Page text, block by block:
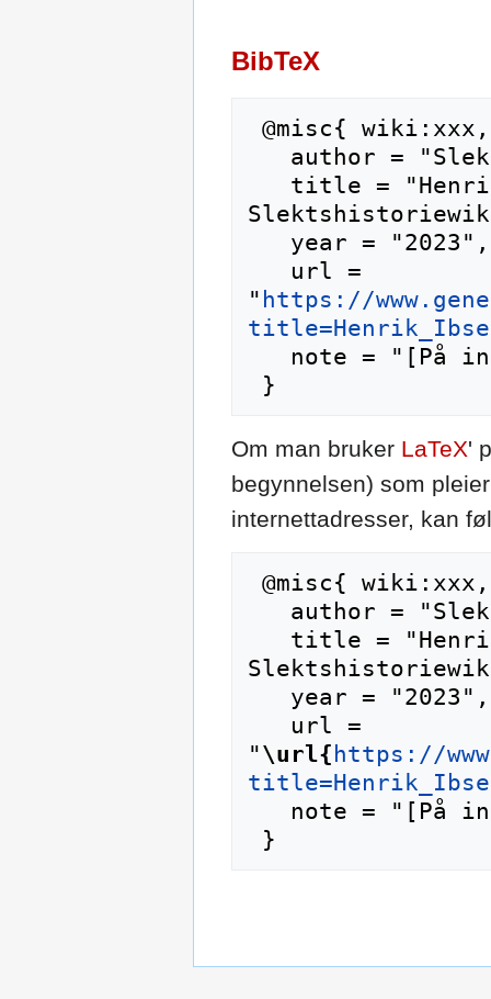
BibTeX
" https://
Om man bruker LaTeX'
begynnelsen) som
internettadresser, kan
"\url{ https://